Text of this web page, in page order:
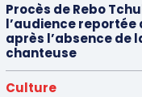
Procès de Rebo
l’audience reportée
après l’absence de
chanteuse
Culture